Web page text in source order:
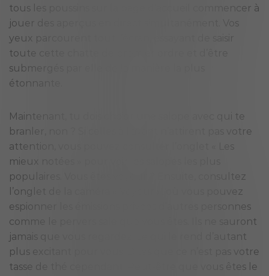
tous les poussins sur la page d’accueil commencer à
jouer des aperçus en direct simultanément. Vos
yeux parcourent tout l’écran, essayant de saisir
toute cette chatte de premier ordre et d’être
submergés par elle de la manière la plus
étonnante.
Maintenant, tu dois choisir une salope avec qui te
branler, non ? Si celles à l’avant n’attirent pas votre
attention, vous pouvez consulter l’onglet « Les
mieux notées » pour voir les salopes les plus
populaires. Vous êtes voyeur ? Ensuite, consultez
l’onglet de la caméra « Voyeur », où vous pouvez
espionner les émissions privées d’autres personnes
comme le pervers sale que vous êtes. Ils ne sauront
jamais que vous regardez, ce qui le rend d’autant
plus excitant pour vous. Dites que ce n’est pas votre
tasse de thé cependant. Peut-être que vous êtes le